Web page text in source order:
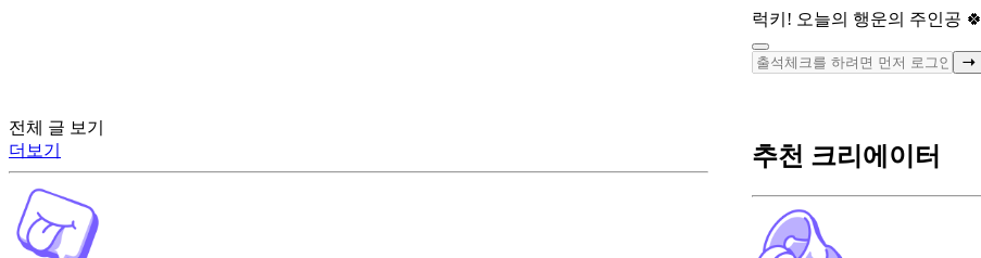
럭키! 오늘의 행운의 주인공 🍀
전체 글 보기
더보기
추천 크리에이터